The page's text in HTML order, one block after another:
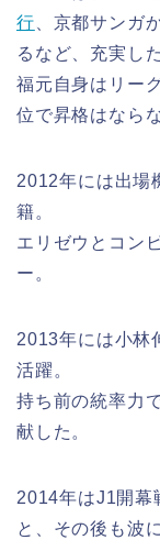
行 、京都サンガ
るなど、充実し
福元自身はリー
位で昇格はなら
2012年には出場
籍。
エリゼウとコン
ー。
2013年には小林
活躍。
持ち前の統率力
献した。
2014年はJ1開幕
と、その後も波